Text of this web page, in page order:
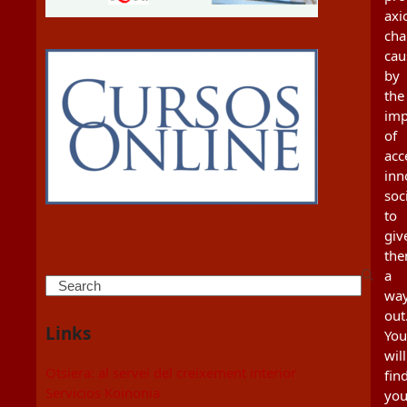
Search
Links
Otsiera: al servei del creixement interior
Servicios Koinonia
by
the
of
to
a
You
will